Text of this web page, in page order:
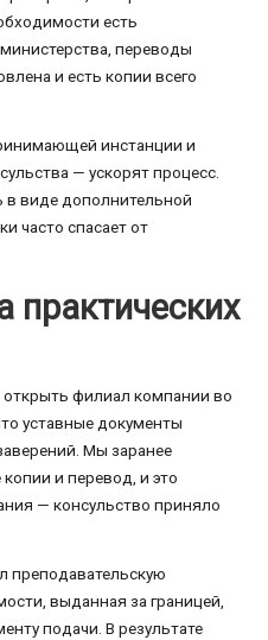
есть
переводы
и есть копии всего
инстанции и
— ускорят процесс.
виде дополнительной
часто спасает от
практических
филиал компании во
уставные документы
Мы заранее
и перевод, и это
— консульство приняло
преподавательскую
выданная за границей,
подачи. В результате